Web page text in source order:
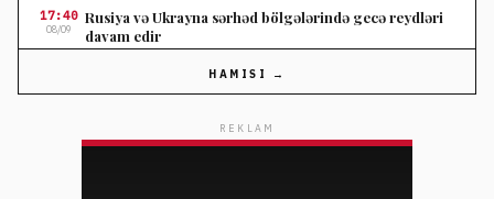
17:40
08/09
Rusiya və Ukrayna sərhəd bölgələrində gecə reydləri
davam edir
AL JAZEERA
HAMISI →
REKLAM